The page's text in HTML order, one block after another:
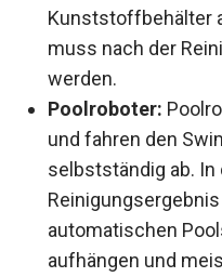
Kunststoffbehälter
muss nach der
werden.
Poolroboter:
und fahren den
selbstständig ab. In
automatischen
aufhängen und